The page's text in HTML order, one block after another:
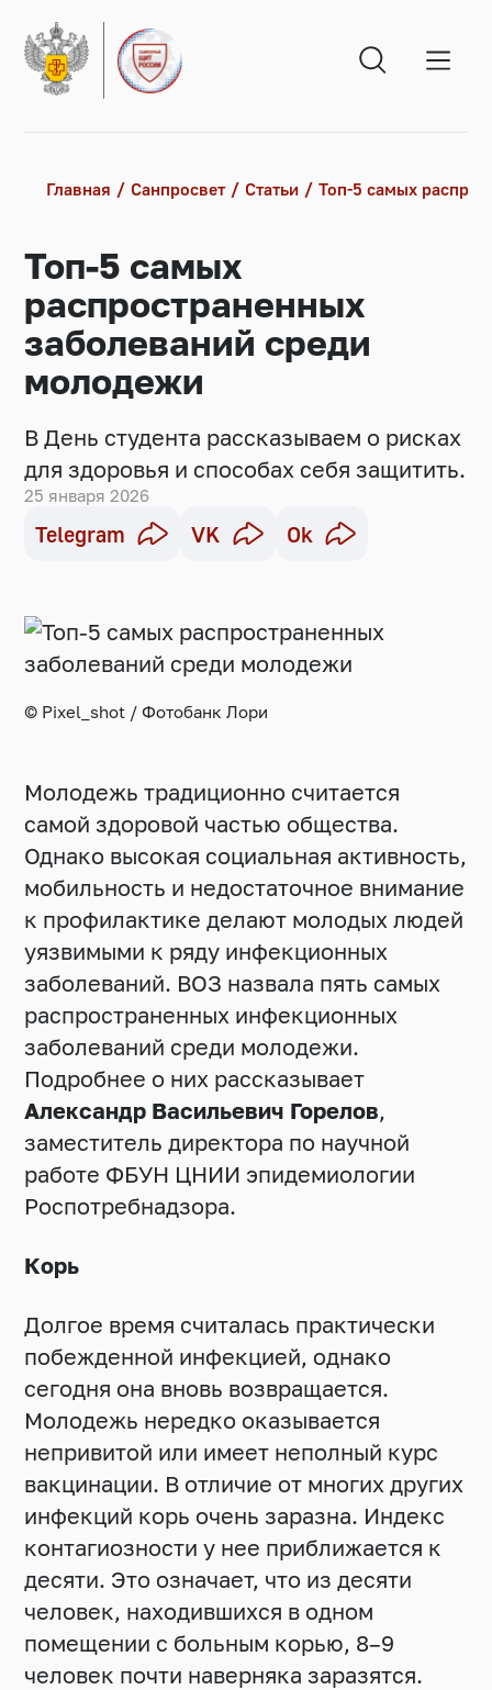
Главная Санпросвет Статьи Топ-5 самых
Топ-5 самых
распространенных
заболеваний среди
молодежи
В День студента рассказываем о рисках
для здоровья и способах себя защитить.
25 января 2026
Telegram VK Ok
© Pixel_shot / Фотобанк Лори
Молодежь традиционно считается
самой здоровой частью общества.
Однако высокая социальная активность,
мобильность и недостаточное внимание
к профилактике делают молодых людей
уязвимыми к ряду инфекционных
заболеваний. ВОЗ назвала пять самых
распространенных инфекционных
заболеваний среди молодежи.
Подробнее о них рассказывает
Александр Васильевич Горелов,
заместитель директора по научной
работе ФБУН ЦНИИ эпидемиологии
Роспотребнадзора.
Корь
Долгое время считалась практически
побежденной инфекцией, однако
сегодня она вновь возвращается.
Молодежь нередко оказывается
непривитой или имеет неполный курс
вакцинации. В отличие от многих других
инфекций корь очень заразна. Индекс
контагиозности у нее приближается к
десяти. Это означает, что из десяти
человек, находившихся в одном
помещении с больным корью, 8–9
человек почти наверняка заразятся.